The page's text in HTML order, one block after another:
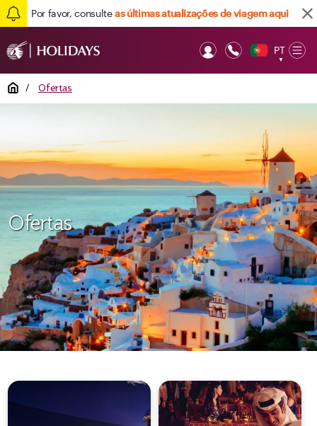
Por favor, consulteas últimas atualizações de viagem aqui
PT
▼
Home / Ofertas
Ofertas